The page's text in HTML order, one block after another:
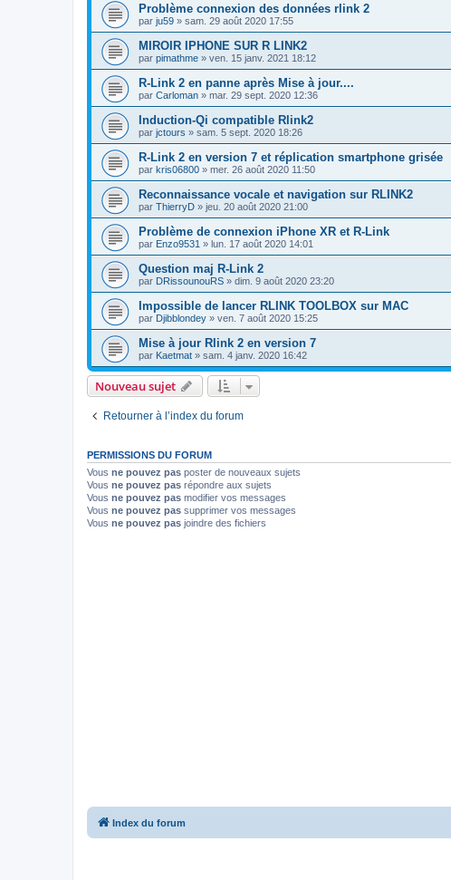
Problème connexion des données rlink 2
par ju59 » sam. 29 août 2020 17:55
MIROIR IPHONE SUR R LINK2
par pimathme » ven. 15 janv. 2021 18:12
R-Link 2 en panne après Mise à jour....
par Carloman » mar. 29 sept. 2020 12:36
Induction-Qi compatible Rlink2
par jctours » sam. 5 sept. 2020 18:26
R-Link 2 en version 7 et réplication smartphone grisée
par kris06800 » mer. 26 août 2020 11:50
Reconnaissance vocale et navigation sur RLINK2
par ThierryD » jeu. 20 août 2020 21:00
Problème de connexion iPhone XR et R-Link
par Enzo9531 » lun. 17 août 2020 14:01
Question maj R-Link 2
par DRissounouRS » dim. 9 août 2020 23:20
Impossible de lancer RLINK TOOLBOX sur MAC
par Djibblondey » ven. 7 août 2020 15:25
Mise à jour Rlink 2 en version 7
par Kaetmat » sam. 4 janv. 2020 16:42
Nouveau sujet
Retourner à l’index du forum
PERMISSIONS DU FORUM
Vous ne pouvez pas poster de nouveaux sujets
Vous ne pouvez pas répondre aux sujets
Vous ne pouvez pas modifier vos messages
Vous ne pouvez pas supprimer vos messages
Vous ne pouvez pas joindre des fichiers
Index du forum